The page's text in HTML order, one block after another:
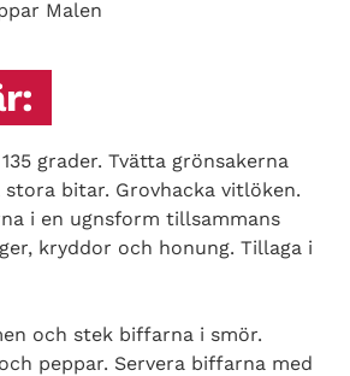
Norge
Malen
grader. Tvätta grönsakerna
stora bitar. Grovhacka vitlöken.
i en ugnsform tillsammans
kryddor och honung. Tillaga i
och stek biffarna i smör.
peppar. Servera biffarna med